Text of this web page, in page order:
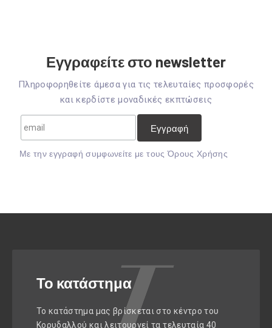
Εγγραφείτε στο newsletter
Πληροφορηθείτε άμεσα για τις τελευταίες προσφορές
και κερδίστε μοναδικές εκπτώσεις
Mε την εγγραφή συμφωνείτε με τουςΌρους Χρήσης
Το κατάστημα
Το κατάστημα μας βρίσκεται στο κέντρο του
Κορυδαλλού και λειτουργεί τα τελευταία 40